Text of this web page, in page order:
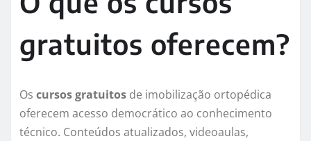
gratuitos oferecem?
Os cursos gratuitos de imobilização ortopédica
oferecem acesso democrático ao conhecimento
técnico. Conteúdos atualizados, videoaulas,